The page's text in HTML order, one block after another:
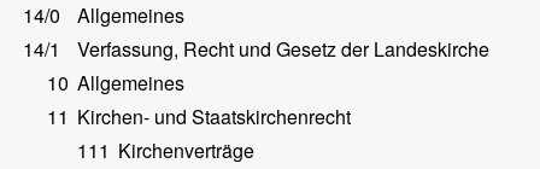
14/0
Allgemeines
14/1
Verfassung, Recht und Gesetz der Landeskirche
10 Allgemeines
11 Kirchen- und Staatskirchenrecht
111 Kirchenverträge